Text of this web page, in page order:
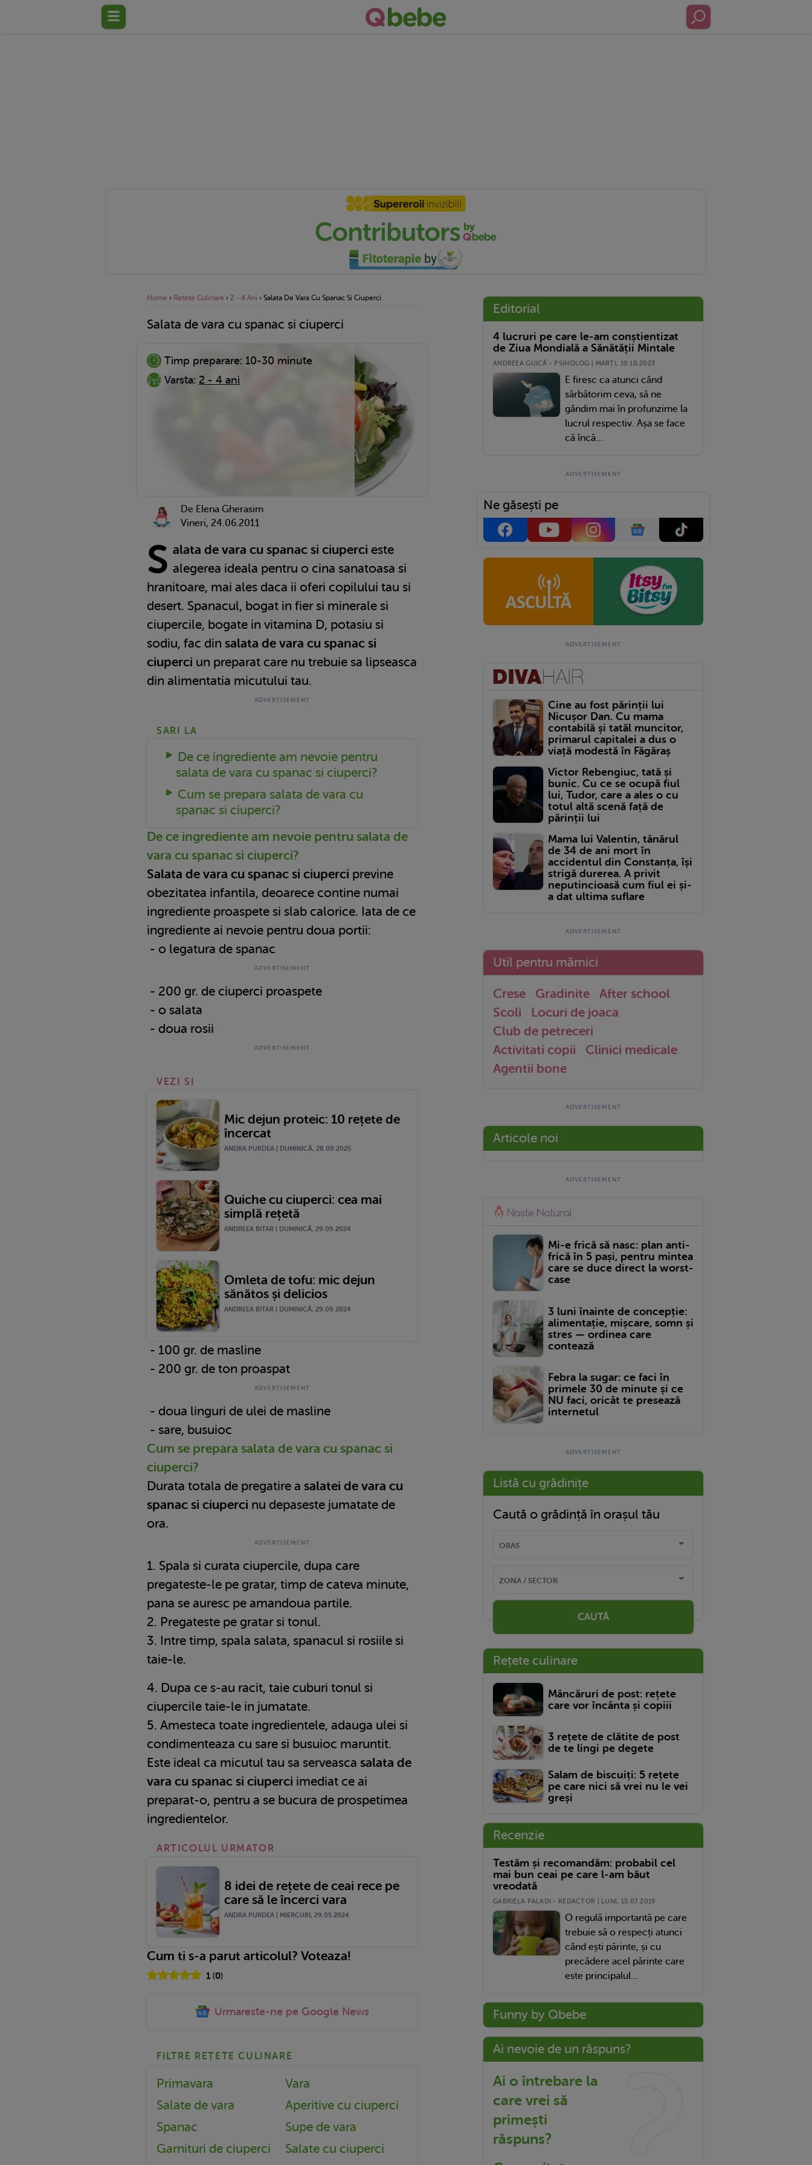
Home › Retete Culinare › 2 - 4 Ani › Salata De Vara Cu Spanac Si Ciuperci
Salata de vara cu spanac si ciuperci
Timp preparare: 10-30 minute
Varsta: 2 - 4 ani
De Elena Gherasim
Vineri, 24.06.2011
S alata de vara cu spanac si ciuperci este
alegerea ideala pentru o cina sanatoasa si
hranitoare, mai ales daca ii oferi copilului tau si
desert. Spanacul, bogat in fier si minerale si
ciupercile, bogate in vitamina D, potasiu si
sodiu, fac din salata de vara cu spanac si
ciuperci un preparat care nu trebuie sa lipseasca
din alimentatia micutului tau.
SARI LA
De ce ingrediente am nevoie pentru
salata de vara cu spanac si ciuperci?
Cum se prepara salata de vara cu
spanac si ciuperci?
De ce ingrediente am nevoie pentru salata de
vara cu spanac si ciuperci?
Salata de vara cu spanac si ciuperci previne
obezitatea infantila, deoarece contine numai
ingrediente proaspete si slab calorice. Iata de ce
ingrediente ai nevoie pentru doua portii:
- o legatura de spanac
- 200 gr. de ciuperci proaspete
- o salata
- doua rosii
VEZI SI
Mic dejun proteic: 10 rețete de
încercat
ANDRA PURDEA | DUMINICĂ, 28.09.2025
Quiche cu ciuperci: cea mai
simplă rețetă
ANDREEA BITAR | DUMINICĂ, 29.09.2024
Omleta de tofu: mic dejun
sănătos și delicios
ANDREEA BITAR | DUMINICĂ, 29.09.2024
- 100 gr. de masline
- 200 gr. de ton proaspat
- doua linguri de ulei de masline
- sare, busuioc
Cum se prepara salata de vara cu spanac si
ciuperci?
Durata totala de pregatire a salatei de vara cu
spanac si ciuperci nu depaseste jumatate de
ora.
1. Spala si curata ciupercile, dupa care
pregateste-le pe gratar, timp de cateva minute,
pana se auresc pe amandoua partile.
2. Pregateste pe gratar si tonul.
3. Intre timp, spala salata, spanacul si rosiile si
taie-le.
4. Dupa ce s-au racit, taie cuburi tonul si
ciupercile taie-le in jumatate.
5. Amesteca toate ingredientele, adauga ulei si
condimenteaza cu sare si busuioc maruntit.
Este ideal ca micutul tau sa serveasca salata de
vara cu spanac si ciuperci imediat ce ai
preparat-o, pentru a se bucura de prospetimea
ingredientelor.
ARTICOLUL URMATOR
8 idei de rețete de ceai rece pe
care să le încerci vara
ANDRA PURDEA | MIERCURI, 29.05.2024
Cum ti s-a parut articolul? Voteaza!
1(0)
Urmareste-ne pe Google News
FILTRE REȚETE CULINARE
Primavara
Vara
Salate de vara
Aperitive cu ciuperci
Spanac
Supe de vara
Garnituri de ciuperci
Salate cu ciuperci
Editorial
4 lucruri pe care le-am conștientizat
de Ziua Mondială a Sănătății Mintale
ANDREEA GUICĂ - PSIHOLOG | MARŢI, 10.10.2023
E firesc ca atunci când
sărbătorim ceva, să ne
gândim mai în profunzime la
lucrul respectiv. Așa se face
că încă...
Ne găsești pe
Cine au fost părinții lui
Nicușor Dan. Cu mama
contabilă și tatăl muncitor,
primarul capitalei a dus o
viață modestă în Făgăraș
Victor Rebengiuc, tată și
bunic. Cu ce se ocupă fiul
lui, Tudor, care a ales o cu
totul altă scenă față de
părinții lui
Mama lui Valentin, tânărul
de 34 de ani mort în
accidentul din Constanța, își
strigă durerea. A privit
neputincioasă cum fiul ei și-
a dat ultima suflare
Util pentru mămici
Crese Gradinite
After school
Scoli
Locuri de joaca
Club de petreceri
Activitati copii
Clinici medicale
Agentii bone
Articole noi
Mi-e frică să nasc: plan anti-
frică în 5 pași, pentru mintea
care se duce direct la worst-
case
3 luni înainte de concepție:
alimentație, mișcare, somn și
stres — ordinea care
contează
Febra la sugar: ce faci în
primele 30 de minute și ce
NU faci, oricât te presează
internetul
Listă cu grădinițe
Caută o grădință în orașul tău
CAUTĂ
Rețete culinare
Mâncăruri de post: rețete
care vor încânta și copiii
3 rețete de clătite de post
de te lingi pe degete
Salam de biscuiți: 5 rețete
pe care nici să vrei nu le vei
greși
Recenzie
Testăm și recomandăm: probabil cel
mai bun ceai pe care l-am băut
vreodată
GABRIELA PALADI - REDACTOR | LUNI, 15.07.2019
O regulă importantă pe care
trebuie să o respecți atunci
când ești părinte, și cu
precădere acel părinte care
este principalul...
Funny by Qbebe
Ai nevoie de un răspuns?
Ai o întrebare la
care vrei să
primești
răspuns?